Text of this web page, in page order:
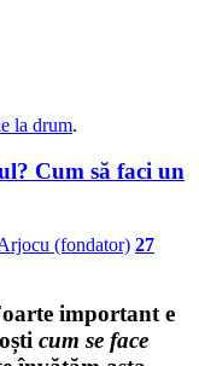
la drum.
Cum să faci un
(fondator) 27
important e
cum se face